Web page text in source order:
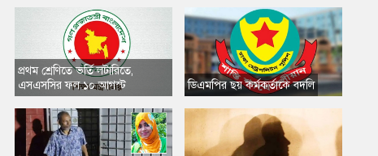
প্রথম শ্রেণিতে ভর্তি লটারিতে,
এসএসসির ফল ১০ আগস্ট
​ডিএমপির ছয় কর্মকর্তাকে বদলি